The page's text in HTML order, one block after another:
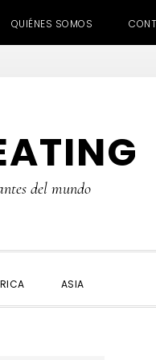
QUIÉNES SOMOS
del mundo
ASIA